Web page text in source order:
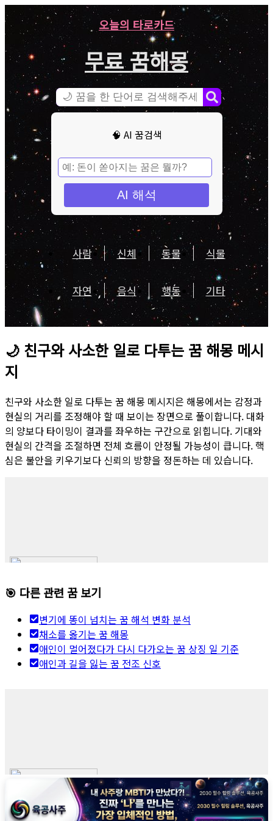
오늘의 타로카드
무료 꿈해몽
🧠 AI 꿈검색
AI 해석
사람 신체 동물 식물
자연 음식 행동 기타
🌙 친구와 사소한 일로 다투는 꿈 해몽 메시
지
친구와 사소한 일로 다투는 꿈 해몽 메시지은 해몽에서는 감정과
현실의 거리를 조정해야 할 때 보이는 장면으로 풀이합니다. 대화
의 양보다 타이밍이 결과를 좌우하는 구간으로 읽힙니다. 기대와
현실의 간격을 조절하면 전체 흐름이 안정될 가능성이 큽니다. 핵
심은 불안을 키우기보다 신뢰의 방향을 정돈하는 데 있습니다.
🎯 다른 관련 꿈 보기
변기에 똥이 넘치는 꿈 해석 변화 분석
채소를 옮기는 꿈 해몽
애인이 멀어졌다가 다시 다가오는 꿈 상징 일 기준
애인과 길을 잃는 꿈 전조 신호